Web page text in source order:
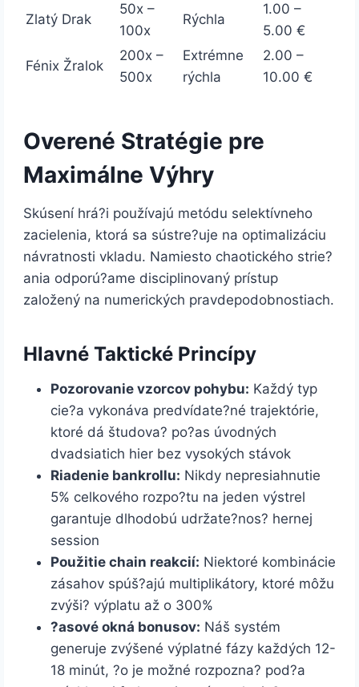
Zlatý Drak
50x –
100x
Rýchla
1.00 –
5.00 €
Fénix Žralok
200x –
500x
Extrémne
rýchla
2.00 –
10.00 €
Overené Stratégie pre
Maximálne Výhry
Skúsení hrá?i používajú metódu selektívneho
zacielenia, ktorá sa sústre?uje na optimalizáciu
návratnosti vkladu. Namiesto chaotického strie?
ania odporú?ame disciplinovaný prístup
založený na numerických pravdepodobnostiach.
Hlavné Taktické Princípy
Pozorovanie vzorcov pohybu: Každý typ
cie?a vykonáva predvídate?né trajektórie,
ktoré dá študova? po?as úvodných
dvadsiatich hier bez vysokých stávok
Riadenie bankrollu: Nikdy nepresiahnutie
5% celkového rozpo?tu na jeden výstrel
garantuje dlhodobú udržate?nos? hernej
session
Použitie chain reakcií: Niektoré kombinácie
zásahov spúš?ajú multiplikátory, ktoré môžu
zvýši? výplatu až o 300%
?asové okná bonusov: Náš systém
generuje zvýšené výplatné fázy každých 12-
18 minút, ?o je možné rozpozna? pod?a